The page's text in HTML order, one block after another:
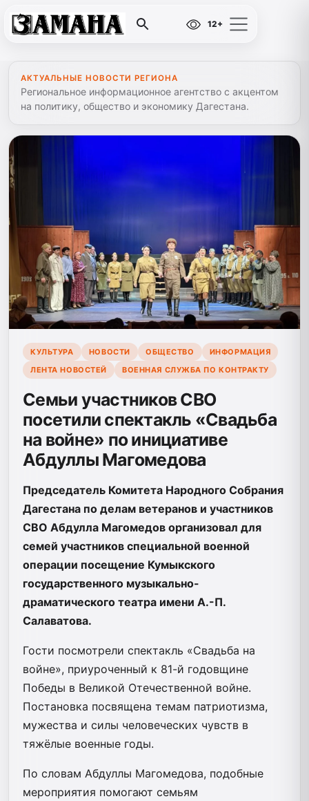
12+
АКТУАЛЬНЫЕ НОВОСТИ РЕГИОНА
Региональное информационное агентство с акцентом
на политику, общество и экономику Дагестана.
КУЛЬТУРА НОВОСТИ ОБЩЕСТВО
ИНФОРМАЦИЯ
ЛЕНТА НОВОСТЕЙ
ВОЕННАЯ СЛУЖБА ПО КОНТРАКТУ
Семьи участников СВО
посетили спектакль «Свадьба
на войне» по инициативе
Абдуллы Магомедова
Председатель Комитета Народного Собрания
Дагестана по делам ветеранов и участников
СВО Абдулла Магомедов организовал для
семей участников специальной военной
операции посещение Кумыкского
государственного музыкально-
драматического театра имени А.-П.
Салаватова.
Гости посмотрели спектакль «Свадьба на
войне», приуроченный к 81-й годовщине
Победы в Великой Отечественной войне.
Постановка посвящена темам патриотизма,
мужества и силы человеческих чувств в
тяжёлые военные годы.
По словам Абдуллы Магомедова, подобные
мероприятия помогают семьям